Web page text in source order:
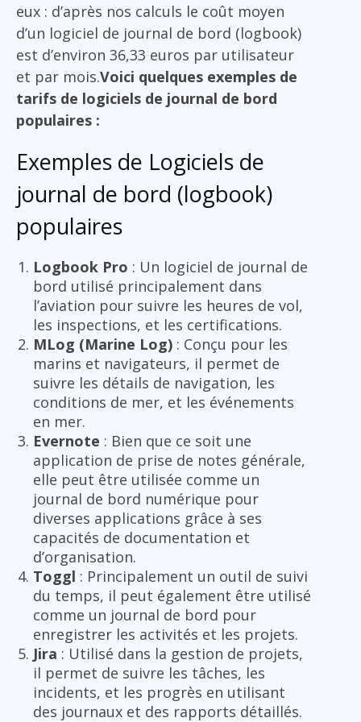
eux : d’après nos calculs le coût moyen
d’un logiciel de journal de bord (logbook)
est d’environ 36,33 euros par utilisateur
et par mois.Voici quelques exemples de
tarifs de logiciels de journal de bord
populaires :
Exemples de Logiciels de
journal de bord (logbook)
populaires
Logbook Pro : Un logiciel de journal de
bord utilisé principalement dans
l’aviation pour suivre les heures de vol,
les inspections, et les certifications.
MLog (Marine Log) : Conçu pour les
marins et navigateurs, il permet de
suivre les détails de navigation, les
conditions de mer, et les événements
en mer.
Evernote : Bien que ce soit une
application de prise de notes générale,
elle peut être utilisée comme un
journal de bord numérique pour
diverses applications grâce à ses
capacités de documentation et
d’organisation.
Toggl : Principalement un outil de suivi
du temps, il peut également être utilisé
comme un journal de bord pour
enregistrer les activités et les projets.
Jira : Utilisé dans la gestion de projets,
il permet de suivre les tâches, les
incidents, et les progrès en utilisant
des journaux et des rapports détaillés.